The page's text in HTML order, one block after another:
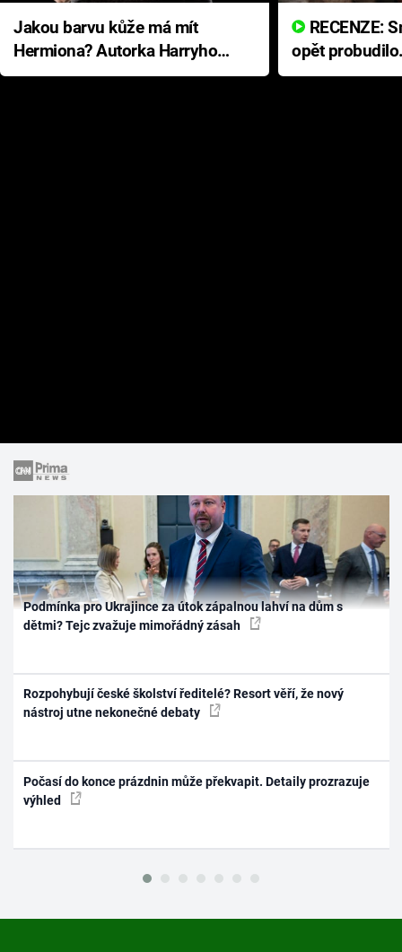
Jakou barvu kůže má mít
Hermiona? Autorka Harryho
Pottera přišla s ráznou
opět
přichází s
Podmínka pro Ukrajince za útok zápalnou lahví na dům s
dětmi? Tejc zvažuje mimořádný zásah
Rozpohybují české školství ředitelé? Resort věří, že nový
nástroj utne nekonečné debaty
Počasí do konce prázdnin může překvapit. Detaily prozrazuje
výhled